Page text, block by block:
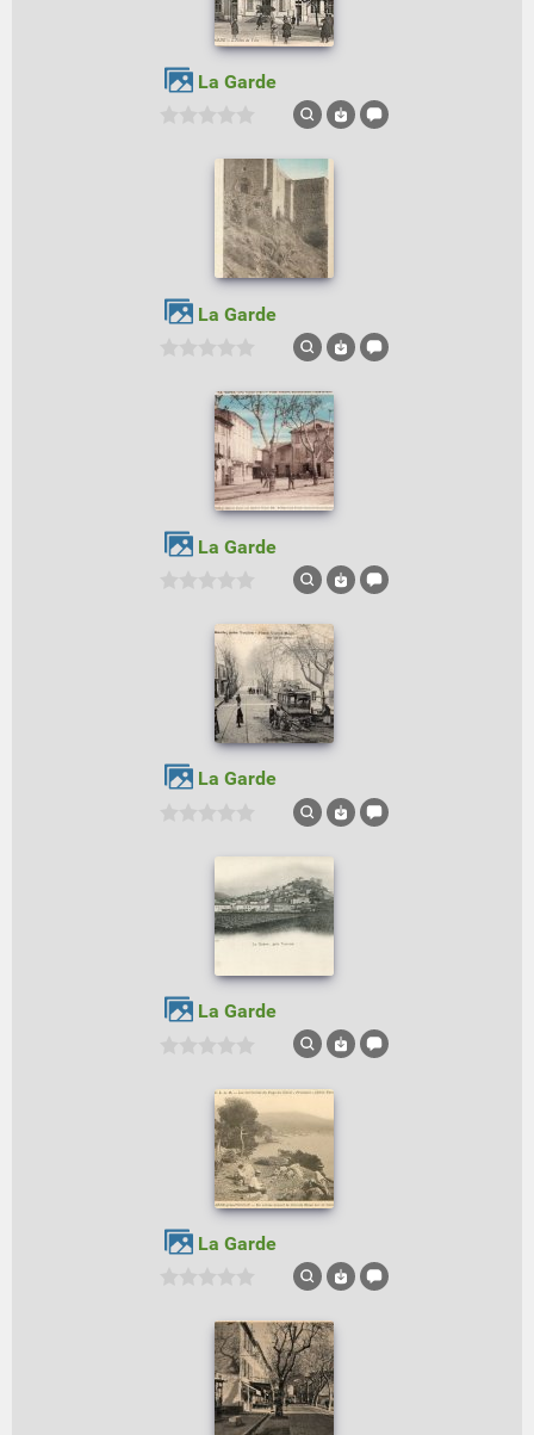
La Garde
La Garde
La Garde
La Garde
La Garde
La Garde